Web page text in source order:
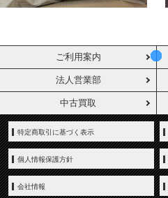
ご利用案内
法人営業部
中古買取
特定商取引に基づく表示
個人情報保護方針
会社情報